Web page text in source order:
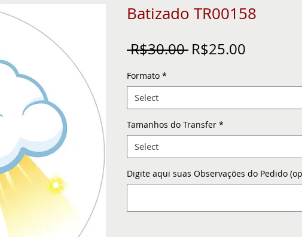
Batizado TR00158
R$30.00 Regular
R$25.00
Formato *
Select
Tamanhos do Transfer *
Select
Digite aqui suas Observações do Pedido